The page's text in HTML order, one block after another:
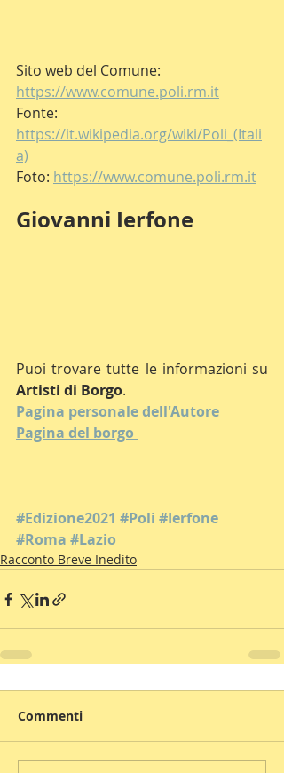
Sito web del Comune:
https://www.comune.poli.rm.it
Fonte:
https://it.wikipedia.org/wiki/Poli_(Itali
a)
Foto: https://www.comune.poli.rm.it
Giovanni Ierfone
Artisti di Borgo.
Pagina personale dell'Autore
Pagina del borgo
#Edizione2021 #Poli #Ierfone
#Roma #Lazio
Racconto Breve Inedito
Commenti